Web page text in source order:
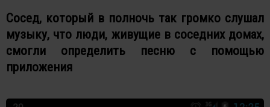
Сосед, который в полночь так громко слушал
музыку, что люди, живущие в соседних домах,
смогли определить песню с помощью
приложения